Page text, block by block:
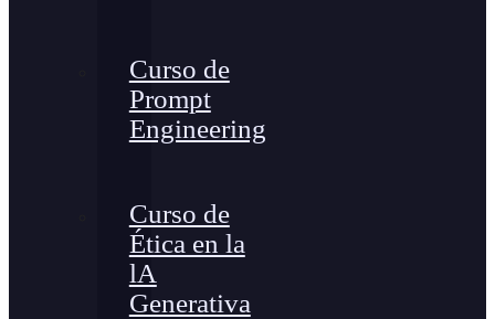
Curso de
Prompt
Engineering
Curso de
Ética en la
lA
Generativa